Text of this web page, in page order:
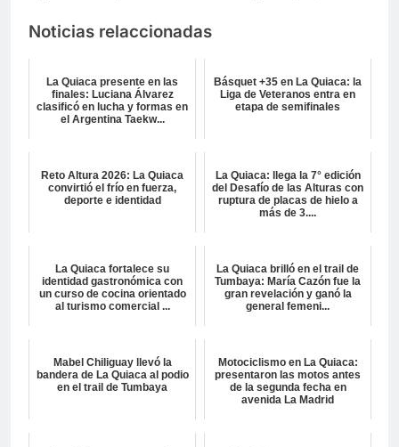
Noticias relaccionadas
La Quiaca presente en las
finales: Luciana Álvarez
clasificó en lucha y formas en
el Argentina Taekw...
Básquet +35 en La Quiaca: la
Liga de Veteranos entra en
etapa de semifinales
Reto Altura 2026: La Quiaca
convirtió el frío en fuerza,
deporte e identidad
La Quiaca: llega la 7° edición
del Desafío de las Alturas con
ruptura de placas de hielo a
más de 3....
La Quiaca fortalece su
identidad gastronómica con
un curso de cocina orientado
al turismo comercial ...
La Quiaca brilló en el trail de
Tumbaya: María Cazón fue la
gran revelación y ganó la
general femeni...
Mabel Chiliguay llevó la
bandera de La Quiaca al podio
en el trail de Tumbaya
Motociclismo en La Quiaca:
presentaron las motos antes
de la segunda fecha en
avenida La Madrid